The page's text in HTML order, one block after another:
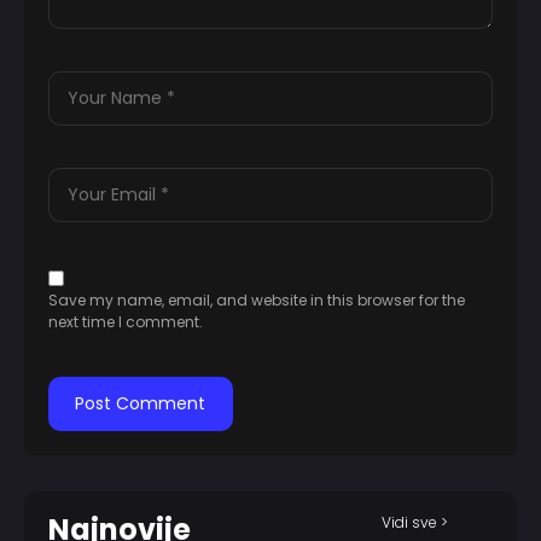
Save my name, email, and website in this browser for the
next time I comment.
Najnovije Vidi sve >